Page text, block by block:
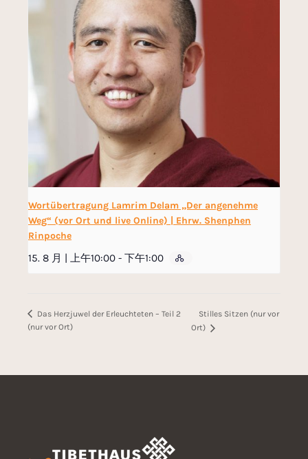
Wortübertragung Lamrim Delam „Der angenehme
Weg“ (vor Ort und live Online) | Ehrw. Shenphen
Rinpoche
15. 8 月 | 上午10:00 - 下午1:00
Das Herzjuwel der Erleuchteten – Teil 2
(nur vor Ort)
Stilles Sitzen (nur vor
Ort)